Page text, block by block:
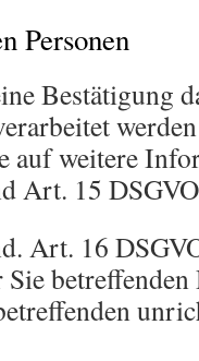
Personen
Bestätigung
auf weitere
Art. 15
Art. 16
betreffenden